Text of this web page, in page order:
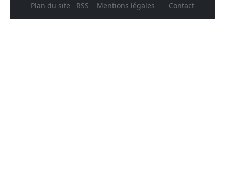
Plan du site
RSS Mentions légales Contact